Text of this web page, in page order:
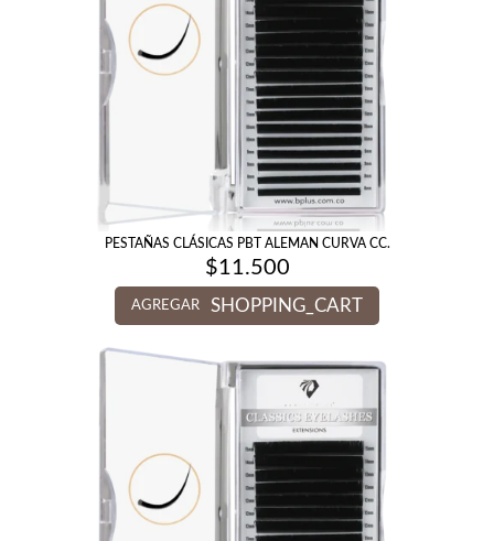
PESTAÑAS CLÁSICAS PBT ALEMAN CURVA CC.
$11.500
AGREGAR SHOPPING_CART